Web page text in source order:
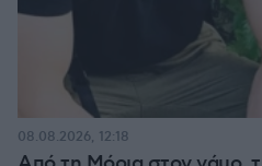
08.08.2026, 12:18